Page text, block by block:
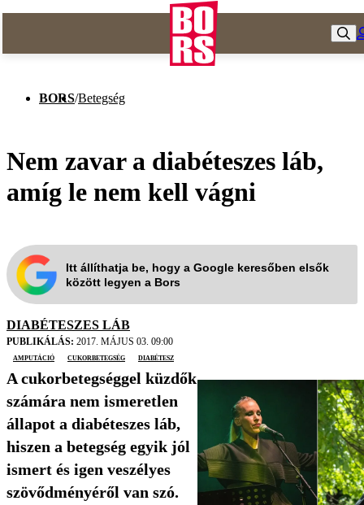
BORS/Betegség
Nem zavar a diabéteszes láb,
amíg le nem kell vágni
Itt állíthatja be, hogy a Google keresőben elsők
között legyen a Bors
DIABÉTESZES LÁB
PUBLIKÁLÁS: 2017. MÁJUS 03. 09:00
amputáció
cukorbetegség diabétesz
A cukorbetegséggel küzdők
számára nem ismeretlen
állapot a diabéteszes láb,
hiszen a betegség egyik jól
ismert és igen veszélyes
szövődményéről van szó.